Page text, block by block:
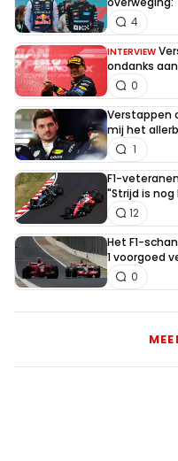
4
INTERVIEW
ondanks
0
Verstappen
mij het
1
F1-
"Strijd is
12
Het F1-
1 voorgoed
0